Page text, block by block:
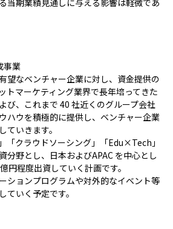
事業
望なベンチャー企業に対し、資金提供の
トマーケティング業界で長年培ってきた
び、これまで 40 社近くのグループ会社
ハウを積極的に提供し、ベンチャー企業
ていきます。
「クラウドソーシング」「Edu×Tech」
分野とし、日本およびAPAC を中心とし
円程度出資していく計画です。
ションプログラムや対外的なイベント等
ていく予定です。